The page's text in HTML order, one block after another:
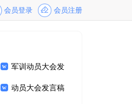
会员登录 会员注册
军训动员大会发
言稿动员大会发言稿